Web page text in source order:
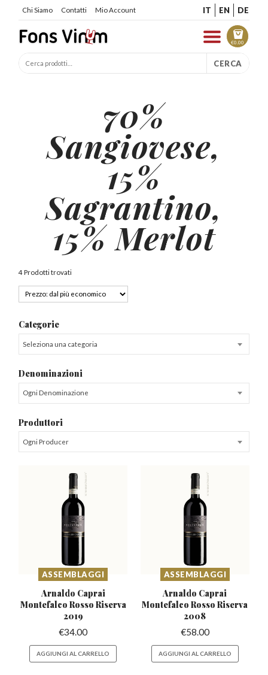
Chi Siamo Contatti Mio Account IT EN DE
€0.00
CERCA
70%
Sangiovese,
15%
Sagrantino,
15% Merlot
4 Prodotti trovati
Categorie
Seleziona una categoria
Denominazioni
Ogni Denominazione
Produttori
Ogni Producer
ASSEMBLAGGI
Arnaldo Caprai
Montefalco Rosso Riserva
2019
€34.00
AGGIUNGI AL CARRELLO
ASSEMBLAGGI
Arnaldo Caprai
MontefalcoRosso Riserva
2008
€58.00
AGGIUNGI AL CARRELLO